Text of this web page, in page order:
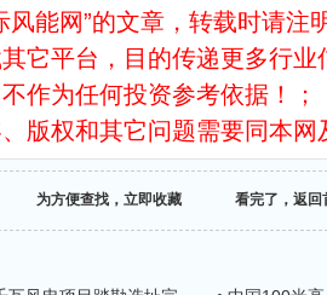
能网”的文章，转载时请注
它平台，目的传递更多行业
作为任何投资参考依据！；
版权和其它问题需要同本网
为方便查找，立即收藏 看完了，返回